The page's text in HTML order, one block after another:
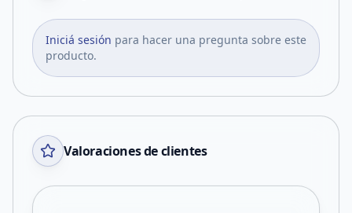
Iniciá sesión para hacer una pregunta sobre este
producto.
Valoraciones de clientes